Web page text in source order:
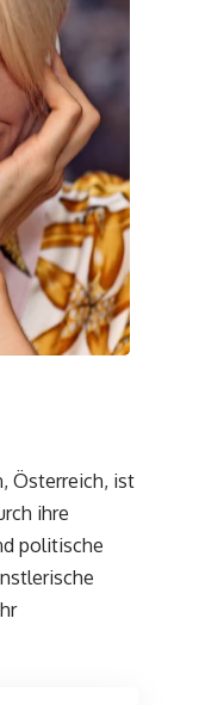
Österreich, ist
ihre
politische